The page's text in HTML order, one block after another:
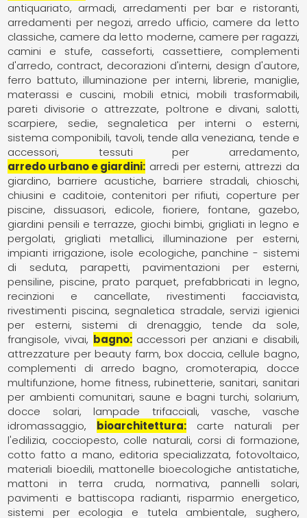
antiquariato
armadi
arredamenti per bar e ristoranti
arredamenti per negozi arredo ufficio camere da letto
classiche camere da letto moderne camere per ragazzi
camini e stufe
casseforti cassettiere
complementi
d'arredo contract decorazioni d'interni design d'autore
ferro battuto illuminazione per interni librerie maniglie
materassi e cuscini
mobili etnici
mobili trasformabili
pareti divisorie o attrezzate poltrone e divani
salotti
scarpiere
sedie
segnaletica per interni o esterni
sistema componibili tavoli tende alla veneziana tende e
accessori
tessuti per arredamento
arredo urbano e giardini arredi per esterni attrezzi da
giardino
barriere acustiche barriere stradali
chioschi
chiusini e caditoie
contenitori per rifiuti
coperture per
piscine
dissuasori edicole fioriere fontane
gazebo
giardini pensili e terrazze giochi bimbi grigliati in legno e
pergolati
grigliati metallici
illuminazione per esterni
impianti irrigazione isole ecologiche panchine - sistemi
di seduta
parapetti
pavimentazioni per esterni
pensiline piscine prato parquet prefabbricati in legno
recinzioni e cancellate
rivestimenti facciavista
rivestimenti piscina segnaletica stradale servizi igienici
per esterni
sistemi di drenaggio
tende da sole,
frangisole vivai bagno accessori per anziani e disabili
attrezzature per beauty farm box doccia cellule bagno
complementi di arredo bagno
cromoterapia
docce
multifunzione home fitness rubinetterie sanitari sanitari
per ambienti comunitari saune e bagni turchi solarium,
docce solari, lampade trifacciali
vasche
vasche
idromassaggio
bioarchitettura
carte naturali per
l'edilizia cocciopesto colle naturali corsi di formazione
cotto fatto a mano editoria specializzata fotovoltaico
materiali bioedili mattonelle bioecologiche antistatiche
mattoni in terra cruda
normativa
pannelli solari
pavimenti e battiscopa radianti risparmio energetico
sistemi per ecologia e tutela ambientale
sughero